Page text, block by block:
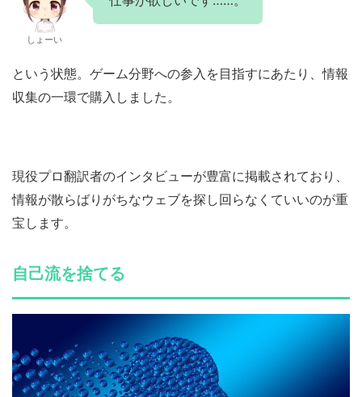
しょーい
という状態。ゲーム分野への参入を目指すにあたり、情報
収集の一環で購入しました。
現役プロ翻訳者のインタビューが豊富に掲載されており、
情報が散らばりがちなウェブを探し回らなくていいのが重
宝します。
自己流を捨てる